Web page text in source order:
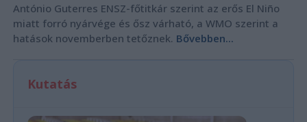
António Guterres ENSZ-főtitkár szerint az erős El Niño
miatt forró nyárvége és ősz várható, a WMO szerint a
hatások novemberben tetőznek. Bővebben...
Kutatás